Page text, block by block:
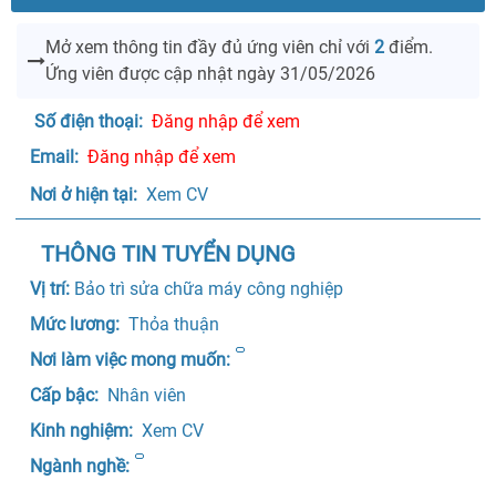
Mở xem thông tin đầy đủ ứng viên chỉ với 2 điểm.
Ứng viên được cập nhật ngày 31/05/2026
Số điện thoại: Đăng nhập để xem
Email: Đăng nhập để xem
Nơi ở hiện tại: Xem CV
THÔNG TIN TUYỂN DỤNG
Vị trí: Bảo trì sửa chữa máy công nghiệp
Mức lương: Thỏa thuận
Nơi làm việc mong muốn:
Cấp bậc: Nhân viên
Kinh nghiệm: Xem CV
Ngành nghề: